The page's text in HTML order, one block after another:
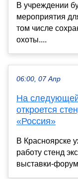
В учреждении
мероприятия
том числе
охоты....
06:00, 07 Апр
На
откроется
«Россия»
В Красноярске
работу стенд
выставки-